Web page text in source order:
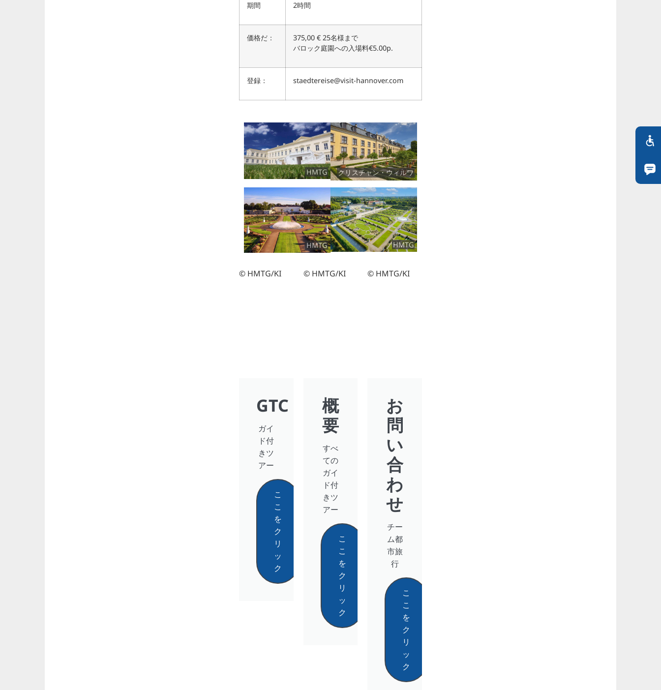
期間 2時間
価格だ：
375,00 € 25名様まで
バロック庭園への入場料€5.00p.
登録： staedtereise@visit-hannover.com
HMTG クリスチャン・ウィルワ
HMTG HMTG
© HMTG/KI
GTC
ガイ
ド付
きツ
アー
こ
こ
を
ク
リ
ッ
ク
© HMTG/KI
概
要
すべ
ての
ガイ
ド付
きツ
アー
こ
こ
を
ク
リ
ッ
ク
© HMTG/KI
お
問
い
合
わ
せ
チー
ム都
市旅
行
こ
こ
を
ク
リ
ッ
ク